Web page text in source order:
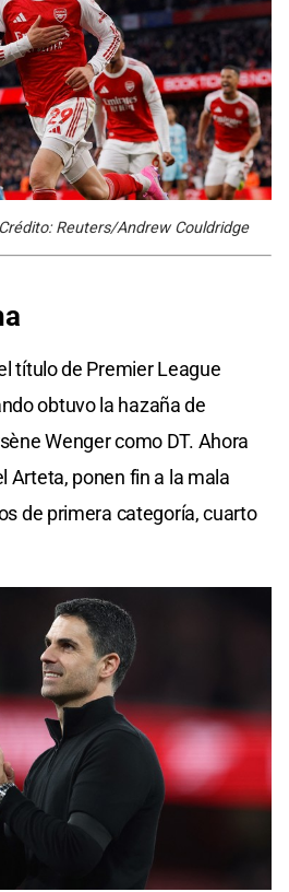
Reuters/Andrew Couldridge
título de Premier League
obtuvo la hazaña de
Wenger como DT. Ahora
Arteta, ponen fin a la mala
de primera categoría, cuarto